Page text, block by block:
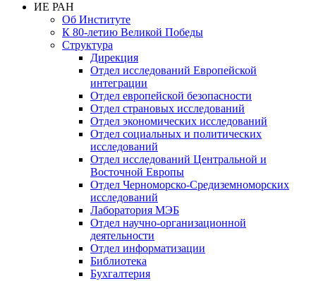
ИЕ РАН
Об Институте
К 80-летию Великой Победы
Структура
Дирекция
Отдел исследований Европейской
интеграции
Отдел европейской безопасности
Отдел страновых исследований
Отдел экономических исследований
Отдел социальных и политических
исследований
Отдел исследований Центральной и
Восточной Европы
Отдел Черноморско-Средиземноморских
исследований
Лаборатория МЭБ
Отдел научно-организационной
деятельности
Отдел информатизации
Библиотека
Бухгалтерия